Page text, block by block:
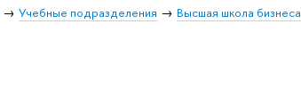
Учебные подразделения Высшая школа бизнеса